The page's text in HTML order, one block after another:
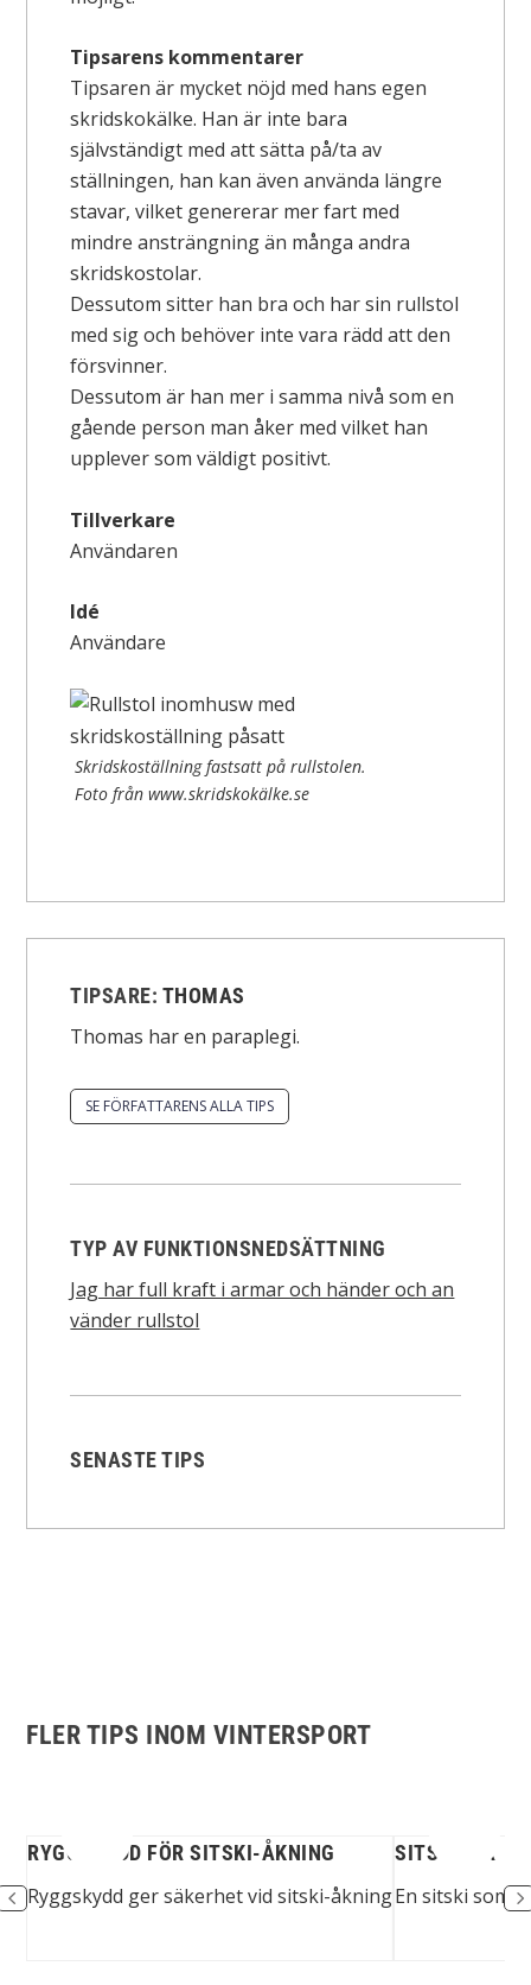
Tipsarens kommentarer
Tipsaren är mycket nöjd med hans egen
skridskokälke. Han är inte bara
självständigt med att sätta på/ta av
ställningen, han kan även använda längre
stavar, vilket genererar mer fart med
mindre ansträngning än många andra
skridskostolar.
Dessutom sitter han bra och har sin rullstol
med sig och behöver inte vara rädd att den
försvinner.
Dessutom är han mer i samma nivå som en
gående person man åker med vilket han
upplever som väldigt positivt.
Tillverkare
Användaren
Idé
Användare
Skridskoställning fastsatt på rullstolen.
Foto från www.skridskokälke.se
TIPSARE: THOMAS
Thomas har en paraplegi.
SE FÖRFATTARENS ALLA TIPS
TYP AV FUNKTIONSNEDSÄTTNING
Jag har full kraft i armar och händer och an
vänder rullstol
SENASTE TIPS
FLER TIPS INOM VINTERSPORT
RYGGSKYDD FÖR SITSKI-ÅKNING
Ryggskydd ger säkerhet vid sitski-åkning
SITSKIDOR
En sitski som